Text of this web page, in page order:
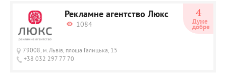
Рекламне агентство Люкс
1084
79008, м.Львів, площа Галицька, 15
+38 032 297 77 70
4
Дуже
добре